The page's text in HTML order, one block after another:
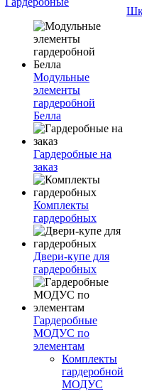
Модульные
элементы
гардеробной
Белла
Гардеробные на
заказ
Комплекты
гардеробных
Двери-купе для
гардеробных
Гардеробные
МОДУС по
элементам
Комплекты
гардеробной
МОДУС